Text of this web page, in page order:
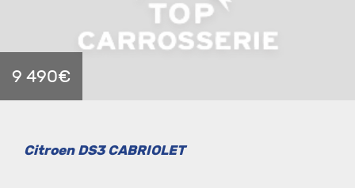
9 490€
Citroen DS3 CABRIOLET